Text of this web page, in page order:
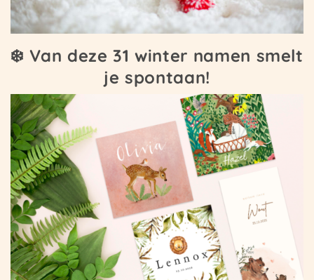
❄️ Van deze 31 winter namen smelt
je spontaan!